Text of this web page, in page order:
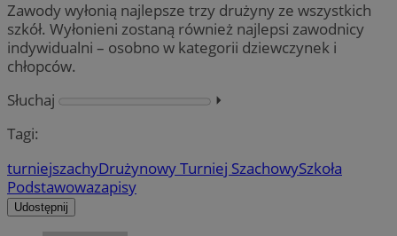
Zawody wyłonią najlepsze trzy drużyny ze wszystkich
szkół. Wyłonieni zostaną również najlepsi zawodnicy
indywidualni – osobno w kategorii dziewczynek i
chłopców.
Słuchaj
⏵︎
Tagi:
turniejszachyDrużynowy Turniej SzachowySzkoła
Podstawowazapisy
Udostępnij